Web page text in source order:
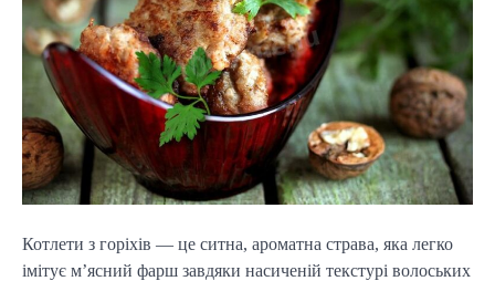
Котлети з горіхів — це ситна, ароматна страва, яка легко
імітує м’ясний фарш завдяки насиченій текстурі волоських